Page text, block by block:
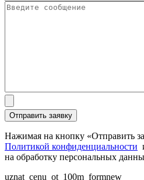
Нажимая на кнопку «Отправить
Политикой конфиденциальности
на обработку персональных
uznat_cenu_ot_100m_formnew